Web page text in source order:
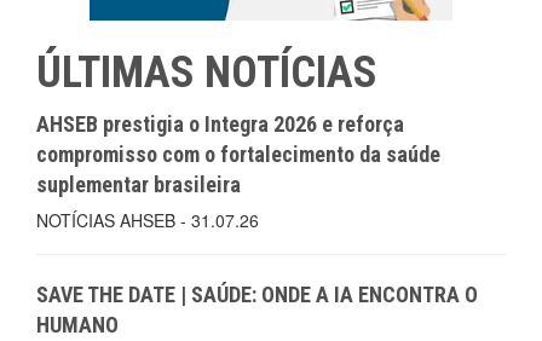
ÚLTIMAS NOTÍCIAS
AHSEB prestigia o Integra 2026 e reforça
compromisso com o fortalecimento da saúde
suplementar brasileira
NOTÍCIAS AHSEB - 31.07.26
SAVE THE DATE | SAÚDE: ONDE A IA ENCONTRA O
HUMANO